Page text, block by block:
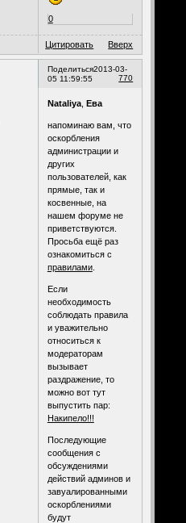
0
Цитировать Вверх
Поделиться
770
2013-03-
05 11:59:55
Nataliya, Ева
напоминаю вам, что
оскорбления
администрации и
других
пользователей, как
прямые, так и
косвенные, на
нашем форуме не
приветствуются.
Просьба ещё раз
ознакомиться с
правилами.
Если
необходимость
соблюдать правила
и уважительно
относиться к
модераторам
вызывает
раздражение, то
можно вот тут
выпустить пар:
Накипело!!!
Последующие
сообщения с
обсуждениями
действий админов и
завуалированными
оскорблениями
будут